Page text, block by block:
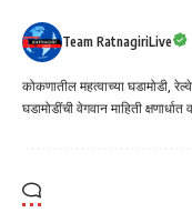
Team RatnagiriLive
कोकणातील महत्वाच्या घडामोडी,
घडामोडींची वेगवान माहिती